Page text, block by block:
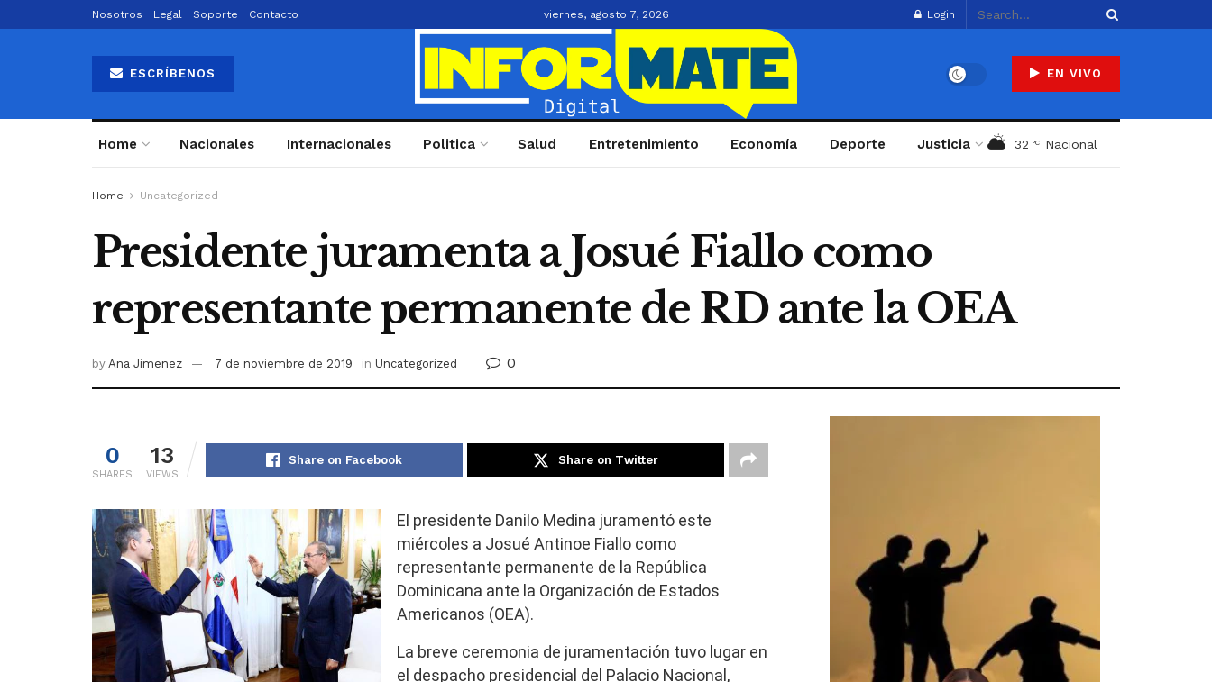
Nosotros Legal Soporte Contacto viernes, agosto 7, 2026 Login
ESCRÍBENOS EN VIVO
Home Nacionales Internacionales Politica Salud Entretenimiento Economía Deporte Justicia 32 °C Nacional
Home Uncategorized
Presidente juramenta a Josué Fiallo como
representante permanente de RD ante la OEA
by Ana Jimenez 7 de noviembre de 2019 in Uncategorized 0
0
SHARES
13
VIEWS
Share on Facebook Share on Twitter
El presidente Danilo Medina juramentó este
miércoles a Josué Antinoe Fiallo como
representante permanente de la República
Dominicana ante la Organización de Estados
Americanos (OEA).
La breve ceremonia de juramentación tuvo lugar en
el despacho presidencial del Palacio Nacional,